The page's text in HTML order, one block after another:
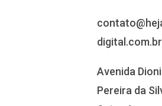
digital.com.br
Avenida
Pereira da